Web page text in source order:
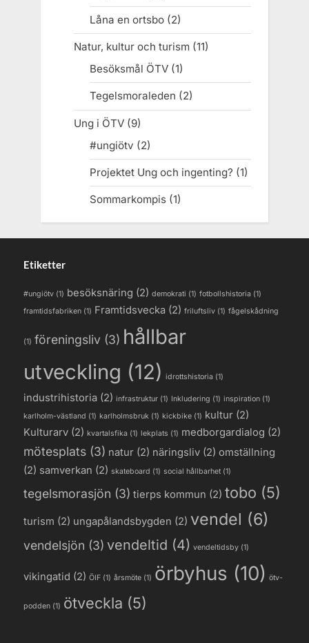
Låna en ortsbo(2)
Natur, kultur och turism(11)
Besöksmål ÖTV(1)
Tegelsmoraleden (2)
Ung i ÖTV(9)
#ungiötv (2)
Projektet Ung och ingenting? (1)
Sommarkompis(1)
Etiketter
#ungiötv (1) besöksnäring (2) demokrati (1) fotbollshistoria (1)
framtidsfabriken (1) Framtidsvecka (2) friluftsliv (1) fågelskådning
(1) föreningsliv (3) hållbar
utveckling (12) idrottshistoria (1)
industrihistoria (2) infrastruktur (1) Inkludering (1) inspiration (1)
karlholm-västland (1) karlholmsbruk (1) kickbike (1) kultur (2)
Kulturarv (2) kvartalsfika (1) lekplats (1) medborgardialog (2)
mötesplats (3) natur (2) näringsliv (2) omställning
(2) samverkan (2) skateboard (1) social hållbarhet (1)
tegelsmorasjön (3) tierps kommun (2) tobo (5)
turism (2) ungapålandsbygden (2) vendel (6)
vendelsjön (3) vendeltid (4) vendeltidsby (1)
vikingatid (2) ÖIF (1) årsmöte (1) örbyhus (10) ötv-
podden (1) ötveckla (5)